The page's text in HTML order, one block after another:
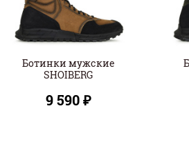
Ботинки мужские
SHOIBERG
9 590 ₽